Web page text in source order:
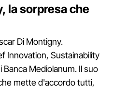
la sorpresa che
Di Montigny.
Innovation, Sustainability
Mediolanum. Il suo
mette d'accordo tutti,